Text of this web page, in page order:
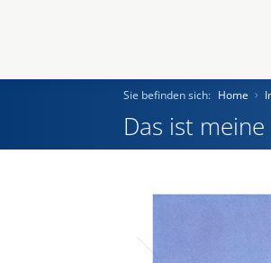
Marken
Sie befinden sich: Home
Das ist